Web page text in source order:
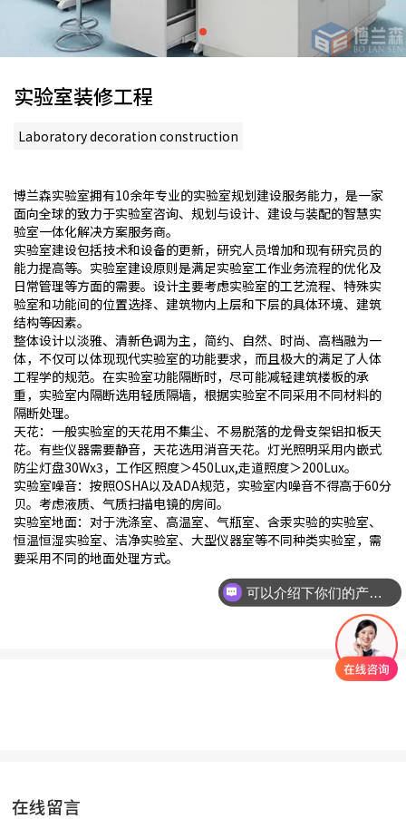
实验室装修工程
Laboratory decoration construction
博兰森实验室拥有10余年专业的实验室规划建设服务能力，是一家
面向全球的致力于实验室咨询、规划与设计、建设与装配的智慧实
验室一体化解决方案服务商。
实验室建设包括技术和设备的更新，研究人员增加和现有研究员的
能力提高等。实验室建设原则是满足实验室工作业务流程的优化及
日常管理等方面的需要。设计主要考虑实验室的工艺流程、特殊实
验室和功能间的位置选择、建筑物内上层和下层的具体环境、建筑
结构等因素。
整体设计以淡雅、清新色调为主，简约、自然、时尚、高档融为一
体，不仅可以体现现代实验室的功能要求，而且极大的满足了人体
工程学的规范。在实验室功能隔断时，尽可能减轻建筑楼板的承
重，实验室内隔断选用轻质隔墙，根据实验室不同采用不同材料的
隔断处理。
天花：一般实验室的天花用不集尘、不易脱落的龙骨支架铝扣板天
花。有些仪器需要静音，天花选用消音天花。灯光照明采用内嵌式
防尘灯盘30Wx3，工作区照度＞450Lux,走道照度＞200Lux。
实验室噪音：按照OSHA以及ADA规范，实验室内噪音不得高于60分
贝。考虑液质、气质扫描电镜的房间。
实验室地面：对于洗涤室、高温室、气瓶室、含汞实验的实验室、
恒温恒湿实验室、洁净实验室、大型仪器室等不同种类实验室，需
要采用不同的地面处理方式。
在线留言
可以介绍下你们的产品么？